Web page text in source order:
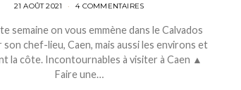
POSTED
21 AOÛT 2021 4 COMMENTAIRES
semaine on vous emmène dans le Calvados
chef-lieu, Caen, mais aussi les environs et
la côte. Incontournables à visiter à Caen ▲
Faire une…